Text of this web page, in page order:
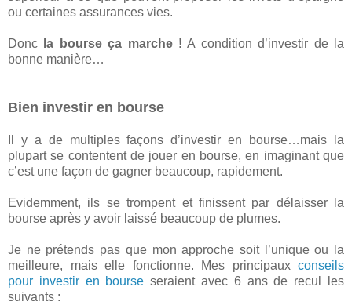
ou certaines assurances vies.
Donc la bourse ça marche ! A condition d’investir de la
bonne manière…
Bien investir en bourse
Il y a de multiples façons d’investir en bourse…mais la
plupart se contentent de jouer en bourse, en imaginant que
c’est une façon de gagner beaucoup, rapidement.
Evidemment, ils se trompent et finissent par délaisser la
bourse après y avoir laissé beaucoup de plumes.
Je ne prétends pas que mon approche soit l’unique ou la
meilleure, mais elle fonctionne. Mes principaux conseils
pour investir en bourse seraient avec 6 ans de recul les
suivants :